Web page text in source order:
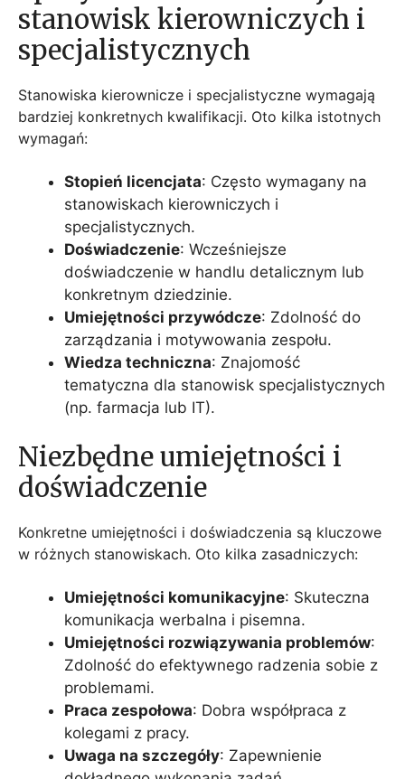
stanowisk kierowniczych i
specjalistycznych
Stanowiska kierownicze i specjalistyczne wymagają
bardziej konkretnych kwalifikacji. Oto kilka istotnych
wymagań:
Stopień licencjata: Często wymagany na
stanowiskach kierowniczych i
specjalistycznych.
Doświadczenie: Wcześniejsze
doświadczenie w handlu detalicznym lub
konkretnym dziedzinie.
Umiejętności przywódcze: Zdolność do
zarządzania i motywowania zespołu.
Wiedza techniczna: Znajomość
tematyczna dla stanowisk specjalistycznych
(np. farmacja lub IT).
Niezbędne umiejętności i
doświadczenie
Konkretne umiejętności i doświadczenia są kluczowe
w różnych stanowiskach. Oto kilka zasadniczych:
Umiejętności komunikacyjne: Skuteczna
komunikacja werbalna i pisemna.
Umiejętności rozwiązywania problemów:
Zdolność do efektywnego radzenia sobie z
problemami.
Praca zespołowa: Dobra współpraca z
kolegami z pracy.
Uwaga na szczegóły: Zapewnienie